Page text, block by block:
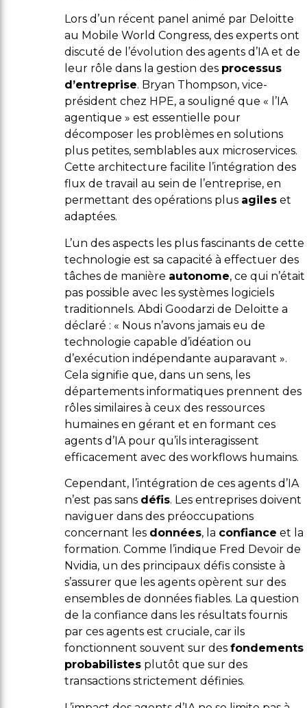
Lors d’un récent panel animé par Deloitte
au Mobile World Congress, des experts ont
discuté de l’évolution des agents d’IA et de
leur rôle dans la gestion des processus
d’entreprise. Bryan Thompson, vice-
président chez HPE, a souligné que « l’IA
agentique » est essentielle pour
décomposer les problèmes en solutions
plus petites, semblables aux microservices.
Cette architecture facilite l’intégration des
flux de travail au sein de l’entreprise, en
permettant des opérations plus agiles et
adaptées.
L’un des aspects les plus fascinants de cette
technologie est sa capacité à effectuer des
tâches de manière autonome, ce qui n’était
pas possible avec les systèmes logiciels
traditionnels. Abdi Goodarzi de Deloitte a
déclaré : « Nous n’avons jamais eu de
technologie capable d’idéation ou
d’exécution indépendante auparavant ».
Cela signifie que, dans un sens, les
départements informatiques prennent des
rôles similaires à ceux des ressources
humaines en gérant et en formant ces
agents d’IA pour qu’ils interagissent
efficacement avec des workflows humains.
Cependant, l’intégration de ces agents d’IA
n’est pas sans défis. Les entreprises doivent
naviguer dans des préoccupations
concernant les données, la confiance et la
formation. Comme l’indique Fred Devoir de
Nvidia, un des principaux défis consiste à
s’assurer que les agents opèrent sur des
ensembles de données fiables. La question
de la confiance dans les résultats fournis
par ces agents est cruciale, car ils
fonctionnent souvent sur des fondements
probabilistes plutôt que sur des
transactions strictement définies.